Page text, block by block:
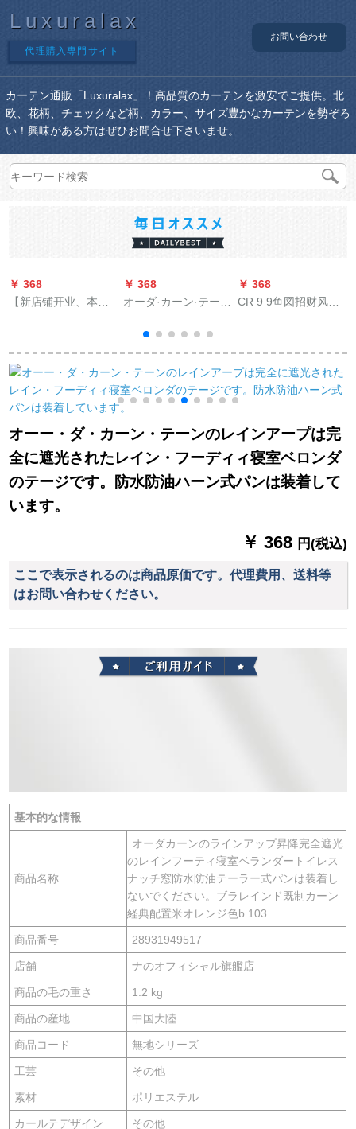
Luxuralax
代理購入専門サイト
お問い合わせ
カーテン通販「Luxuralax」！高品質のカーテンを激安でご提供。北
欧、花柄、チェックなど柄、カラー、サイズ豊かなカーテンを勢ぞろ
い！興味がある方はぜひお問合せ下さいませ。
￥ 368
【新店铺开业、本冲
光テーン遮光既制カ
ーターテーン生の寝
室リビングUVカータ
ー断热ベトナイト厚
い手暗号高强度完全
遮光布(狭帯送りフ
ル)2.2幅
￥ 368
オーダ·カーン·テーン
ー·テーン·テーンンン
出窓刺繍糸糸洋风二
重カーター06上品洋
风布布加纱一体
￥ 368
CR 9 9鱼図招财风水
景断热茶楼9鱼図-1
MK-ZL 47-01
オーー・ダ・カーン・テーンのレインアープは完
全に遮光されたレイン・フーディィ寝室ベロンダ
のテージです。防水防油ハーン式パンは装着して
います。
￥ 368 円(税込)
ここで表示されるのは商品原価です。代理費用、送料等
はお問い合わせください。
基本的な情報
商品名称
オーダカーンのラインアップ昇降完全遮光
のレインフーティ寝室ベランダートイレス
ナッチ窓防水防油テーラー式パンは装着し
ないでください。ブラレインド既制カーン
経典配置米オレンジ色b 103
商品番号 28931949517
店舗 ナのオフィシャル旗艦店
商品の毛の重さ 1.2 kg
商品の産地 中国大陸
商品コード 無地シリーズ
工芸 その他
素材 ポリエステル
カールテデザイン その他